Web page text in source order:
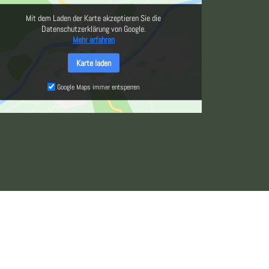
Mit dem Laden der Karte akzeptieren Sie die
Datenschutzerklärung von Google.
Mehr erfahren
Karte laden
Google Maps immer entsperren